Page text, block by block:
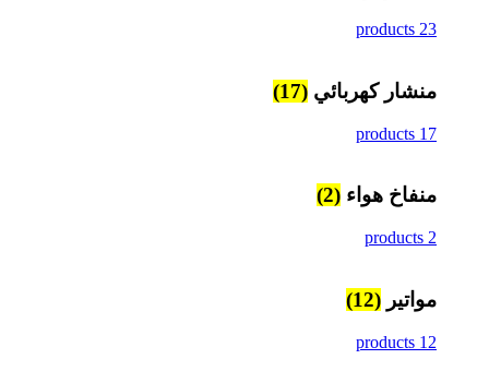
23 products
منشار كهربائي (17)
17 products
منفاخ هواء (2)
2 products
مواتير (12)
12 products